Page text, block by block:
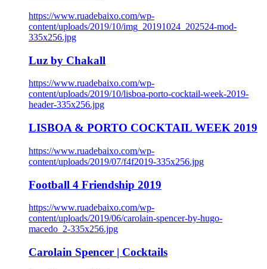
https://www.ruadebaixo.com/wp-
content/uploads/2019/10/img_20191024_202524-mod-
335x256.jpg
Luz by Chakall
https://www.ruadebaixo.com/wp-
content/uploads/2019/10/lisboa-porto-cocktail-week-2019-
header-335x256.jpg
LISBOA & PORTO COCKTAIL WEEK 2019
https://www.ruadebaixo.com/wp-
content/uploads/2019/07/f4f2019-335x256.jpg
Football 4 Friendship 2019
https://www.ruadebaixo.com/wp-
content/uploads/2019/06/carolain-spencer-by-hugo-
macedo_2-335x256.jpg
Carolain Spencer | Cocktails